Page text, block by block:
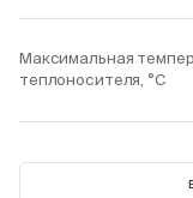
Максимальная
теплоносителя, °С